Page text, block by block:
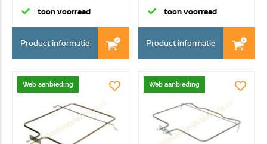
toon voorraad
Product informatie
toon voorraad
Product informatie
Web aanbieding Web aanbieding